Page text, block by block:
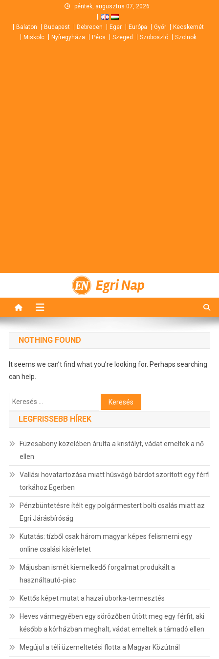
content
péntek, augusztus 07, 2026
Balaton Budapest Debrecen Eger Európa Győr
Kecskemét
Miskolc
Nyíregyháza Pécs Szeged Szoboszló Szolnok
Egri Nap
NOTHING FOUND
It seems we can’t find what you’re looking for. Perhaps searching
can help.
Keresés:
LEGFRISSEBB HÍREK
Füzesabony közelében árulta a kristályt, vádat emeltek a nő
ellen
Vallási hovatartozása miatt húsvágó bárdot szorított egy férfi
torkához Egerben
Pénzbüntetésre ítélt egy polgármestert bolti csalás miatt az
Egri Járásbíróság
Kutatás: tízből csak három magyar képes felismerni egy
online csalási kísérletet
Májusban ismét kiemelkedő forgalmat produkált a
használtautó-piac
Kettős képet mutat a hazai uborka-termesztés
Heves vármegyében egy sörözőben ütött meg egy férfit, aki
később a kórházban meghalt, vádat emeltek a támadó ellen
Megújul a téli üzemeltetési flotta a Magyar Közútnál